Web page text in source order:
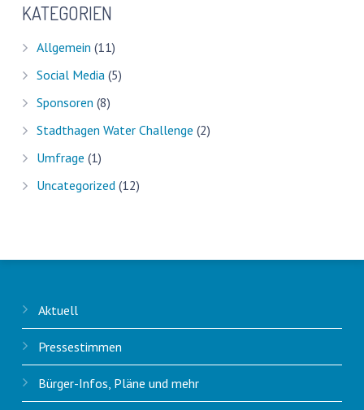
KATEGORIEN
Allgemein (11)
Social Media (5)
Sponsoren (8)
Stadthagen Water Challenge (2)
Umfrage (1)
Uncategorized (12)
Aktuell
Pressestimmen
Bürger-Infos, Pläne und mehr